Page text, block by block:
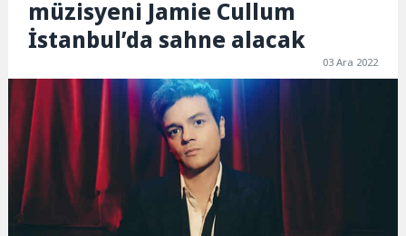
müzisyeni Jamie Cullum
İstanbul’da sahne alacak
03 Ara 2022